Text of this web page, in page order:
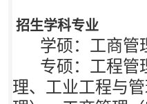
招生学科专业
学硕：工商
专硕：工程管
理、工业工程与